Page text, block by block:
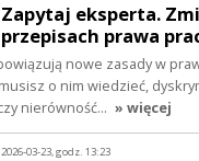
Zapytaj eksperta.
przepisach prawa
nowe zasady w
o nim wiedzieć,
nierówność… » więcej
2026-03-23, godz. 13:23